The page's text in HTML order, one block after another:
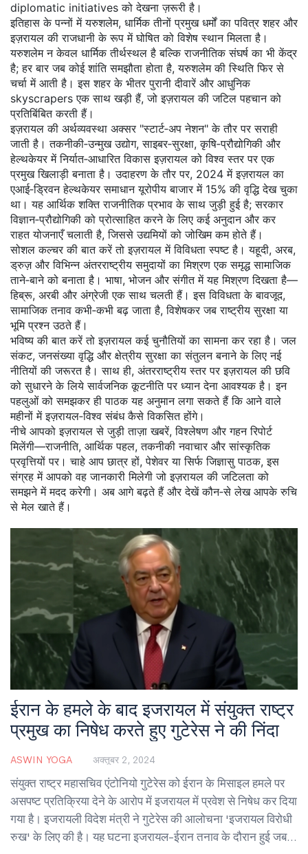
diplomatic initiatives को देखना ज़रूरी है।
इतिहास के पन्नों मेंयरुशलेम, धार्मिक तीनों प्रमुख धर्मों का पवित्र शहर और
इज़रायल की राजधानी के रूप में घोषितको विशेष स्थान मिलता है।
यरुशलेम न केवल धार्मिक तीर्थस्थल है बल्कि राजनीतिक संघर्ष का भी केंद्र
है; हर बार जब कोई शांति समझौता होता है, यरुशलेम की स्थिति फिर से
चर्चा में आती है। इस शहर के भीतर पुरानी दीवारें और आधुनिक
skyscrapers एक साथ खड़ी हैं, जो इज़रायल की जटिल पहचान को
प्रतिबिंबित करती हैं।
इज़रायल की अर्थव्यवस्था अक्सर "स्टार्ट‑अप नेशन" के तौर पर सराही
जाती है। तकनीकी‑उन्मुख उद्योग, साइबर‑सुरक्षा, कृषि‑प्रौद्योगिकी और
हेल्थकेयर में निर्यात‑आधारित विकास इज़रायल को विश्व स्तर पर एक
प्रमुख खिलाड़ी बनाता है। उदाहरण के तौर पर, 2024 में इज़रायल का
एआई‑ड्रिवन हेल्थकेयर समाधान यूरोपीय बाजार में 15% की वृद्धि देख चुका
था। यह आर्थिक शक्ति राजनीतिक प्रभाव के साथ जुड़ी हुई है; सरकार
विज्ञान‑प्रौद्योगिकी को प्रोत्साहित करने के लिए कई अनुदान और कर
राहत योजनाएँ चलाती है, जिससे उद्यमियों को जोखिम कम होते हैं।
सोशल कल्चर की बात करें तो इज़रायल में विविधता स्पष्ट है। यहूदी, अरब,
ड्रुज़ और विभिन्न अंतरराष्ट्रीय समुदायों का मिश्रण एक समृद्ध सामाजिक
ताने‑बाने को बनाता है। भाषा, भोजन और संगीत में यह मिश्रण दिखता है—
हिब्रू, अरबी और अंग्रेजी एक साथ चलती हैं। इस विविधता के बावजूद,
सामाजिक तनाव कभी‑कभी बढ़ जाता है, विशेषकर जब राष्ट्रीय सुरक्षा या
भूमि प्रश्न उठते हैं।
भविष्य की बात करें तो इज़रायल कई चुनौतियों का सामना कर रहा है। जल
संकट, जनसंख्या वृद्धि और क्षेत्रीय सुरक्षा का संतुलन बनाने के लिए नई
नीतियों की जरूरत है। साथ ही, अंतरराष्ट्रीय स्तर पर इज़रायल की छवि
को सुधारने के लिये सार्वजनिक कूटनीति पर ध्यान देना आवश्यक है। इन
पहलुओं को समझकर ही पाठक यह अनुमान लगा सकते हैं कि आने वाले
महीनों में इज़रायल‑विश्व संबंध कैसे विकसित होंगे।
नीचे आपको इज़रायल से जुड़ी ताज़ा खबरें, विश्लेषण और गहन रिपोर्ट
मिलेंगी—राजनीति, आर्थिक पहल, तकनीकी नवाचार और सांस्कृतिक
प्रवृत्तियों पर। चाहे आप छात्र हों, पेशेवर या सिर्फ जिज्ञासु पाठक, इस
संग्रह में आपको वह जानकारी मिलेगी जो इज़रायल की जटिलता को
समझने में मदद करेगी। अब आगे बढ़ते हैं और देखें कौन‑से लेख आपके रुचि
से मेल खाते हैं।
ईरान के हमले के बाद इजरायल में संयुक्त राष्ट्र
प्रमुख का निषेध करते हुए गुटेरेस ने की निंदा
ASWIN YOGA अक्तूबर 2, 2024
संयुक्त राष्ट्र महासचिव एंटोनियो गुटेरेस को ईरान के मिसाइल हमले पर
असपष्ट प्रतिक्रिया देने के आरोप में इजरायल में प्रवेश से निषेध कर दिया
गया है। इजरायली विदेश मंत्री ने गुटेरेस की आलोचना 'इजरायल विरोधी
रुख' के लिए की है। यह घटना इजरायल-ईरान तनाव के दौरान हुई जब